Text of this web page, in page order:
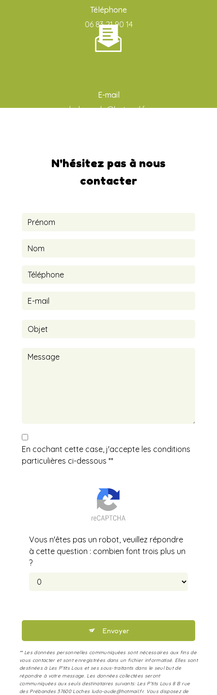
Téléphone
06 83 21 90 14
E-mail
ludo-aude@hotmail.fr
N'hésitez pas à nous
contacter
En cochant cette case, j'accepte les conditions
particulières ci-dessous **
Vous n'êtes pas un robot, veuillez répondre
à cette question : combien font trois plus un
?
Envoyer
** Les données personnelles communiquées sont nécessaires aux fins de
vous contacter et sont enregistrées dans un fichier informatisé. Elles sont
destinées à Les P’tits Lous et ses sous-traitants dans le seul but de
répondre à votre message. Les données collectées seront
communiquées aux seuls destinataires suivants: Les P’tits Lous 8 B rue
des Prébandes 37600 Loches ludo-aude@hotmail.fr. Vous disposez de